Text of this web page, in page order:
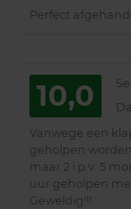
Perfect
10,0
Vanwege een
geholpen
maar 2 i.p.v. 5
uur geholpen
Geweldig!!!